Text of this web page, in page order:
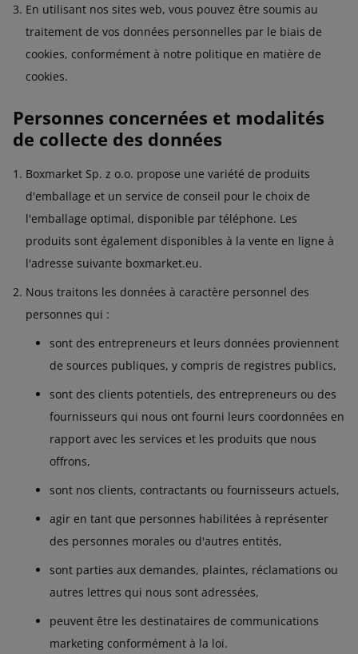
En utilisant nos sites web, vous pouvez être soumis au
traitement de vos données personnelles par le biais de
cookies, conformément à notre politique en matière de
cookies.
Personnes concernées et modalités
de collecte des données
Boxmarket Sp. z o.o. propose une variété de produits
d'emballage et un service de conseil pour le choix de
l'emballage optimal, disponible par téléphone. Les
produits sont également disponibles à la vente en ligne à
l'adresse suivante boxmarket.eu.
Nous traitons les données à caractère personnel des
personnes qui :
sont des entrepreneurs et leurs données proviennent
de sources publiques, y compris de registres publics,
sont des clients potentiels, des entrepreneurs ou des
fournisseurs qui nous ont fourni leurs coordonnées en
rapport avec les services et les produits que nous
offrons,
sont nos clients, contractants ou fournisseurs actuels,
agir en tant que personnes habilitées à représenter
des personnes morales ou d'autres entités,
sont parties aux demandes, plaintes, réclamations ou
autres lettres qui nous sont adressées,
peuvent être les destinataires de communications
marketing conformément à la loi.